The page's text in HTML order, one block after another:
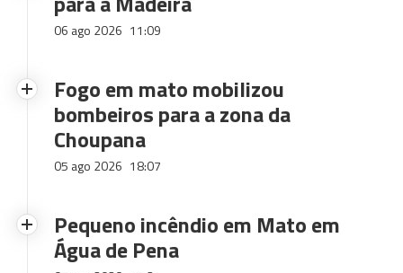
06 ago 2026 11:09
Fogo em mato mobilizou
bombeiros para a zona da
Choupana
05 ago 2026 18:07
Pequeno incêndio em Mato em
Água de Pena